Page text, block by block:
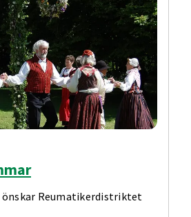
önskar Reumatikerdistriktet